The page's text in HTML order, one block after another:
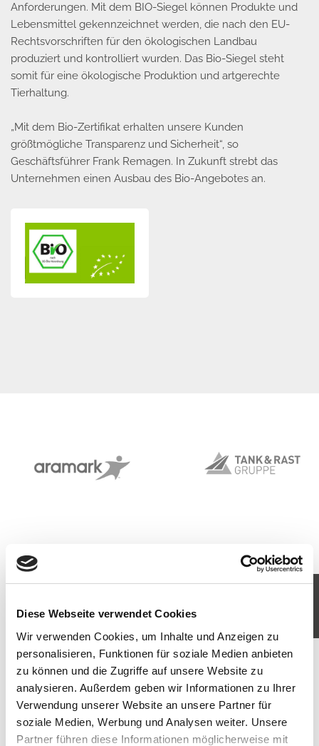
Diese Webseite verwendet Cookies
Wir verwenden Cookies, um Inhalte und Anzeigen zu
personalisieren, Funktionen für soziale Medien anbieten
zu können und die Zugriffe auf unsere Website zu
analysieren. Außerdem geben wir Informationen zu Ihrer
Verwendung unserer Website an unsere Partner für
soziale Medien, Werbung und Analysen weiter. Unsere
Partner führen diese Informationen möglicherweise mit
Anforderungen. Mit dem BIO-Siegel können Produkte und
Lebensmittel gekennzeichnet werden, die nach den EU-
Rechtsvorschriften für den ökologischen Landbau
produziert und kontrolliert wurden. Das Bio-Siegel steht
somit für eine ökologische Produktion und artgerechte
Tierhaltung.
„Mit dem Bio-Zertifikat erhalten unsere Kunden
größtmögliche Transparenz und Sicherheit“, so
Geschäftsführer Frank Remagen. In Zukunft strebt das
Unternehmen einen Ausbau des Bio-Angebotes an.